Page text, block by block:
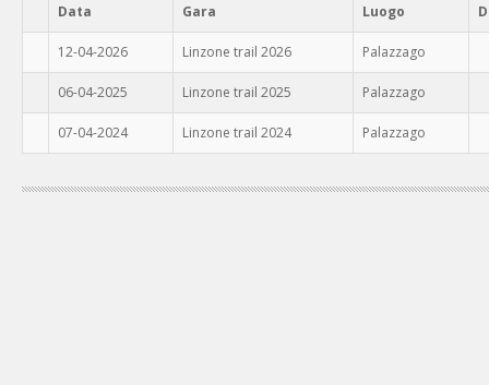
Data Gara Luogo
12-04-2026 Linzone trail 2026 Palazzago
06-04-2025 Linzone trail 2025 Palazzago
07-04-2024 Linzone trail 2024 Palazzago